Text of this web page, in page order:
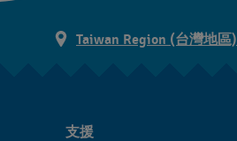
Taiwan Region (台灣地區)
支援